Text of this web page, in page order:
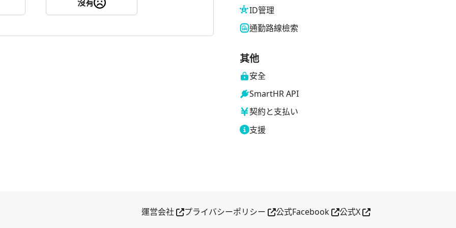
沒有
ID管理
通勤路線檢索
其他
安全
SmartHR API
契約と支払い
支援
運営会社 另開分頁
プライバシーポリシー 另開分頁
公式Facebook另開分頁
公式X另開分頁